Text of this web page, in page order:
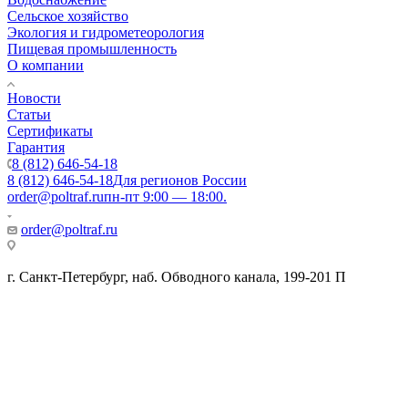
Сельское хозяйство
Экология и гидрометеорология
Пищевая промышленность
О компании
Новости
Статьи
Сертификаты
Гарантия
8 (812) 646-54-18
8 (812) 646-54-18Для регионов России
order@poltraf.ruпн-пт 9:00 — 18:00.
order@poltraf.ru
г. Санкт-Петербург, наб. Обводного канала, 199-201 П